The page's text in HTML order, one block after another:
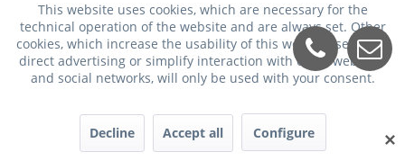
✕
This website uses cookies, which are necessary for the
technical operation of the website and are always set. Other
cookies, which increase the usability of this website, serve for
direct advertising or simplify interaction with other websites
and social networks, will only be used with your consent.
Decline Accept all Configure